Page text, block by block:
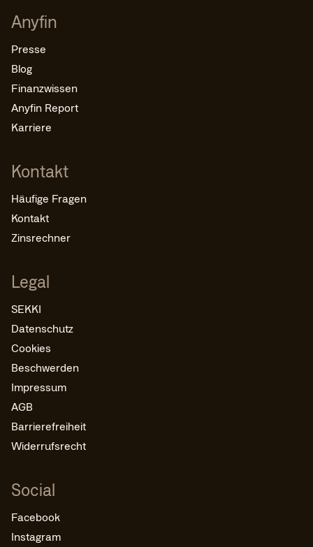
Anyfin
Presse
Blog
Finanzwissen
Anyfin Report
Karriere
Kontakt
Häufige Fragen
Kontakt
Zinsrechner
Legal
SEKKI
Datenschutz
Cookies
Beschwerden
Impressum
AGB
Barrierefreiheit
Widerrufsrecht
Social
Facebook
Instagram